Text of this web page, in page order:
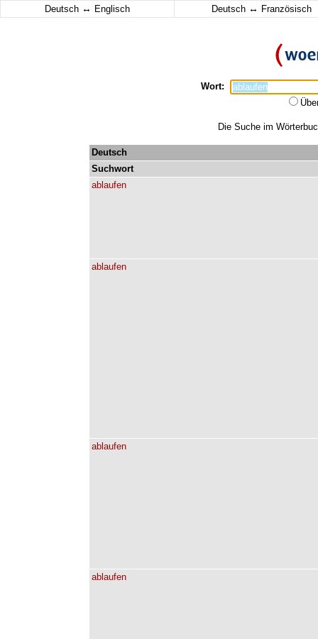
Deutsch ↔ Englisch Deutsch ↔ Französisch
Wort:
Die Suche im
Deutsch
Suchwort
ablaufen
ablaufen
ablaufen
ablaufen